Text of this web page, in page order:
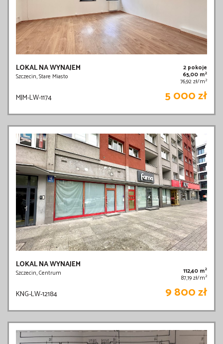
LOKAL NA WYNAJEM
Szczecin, Stare Miasto
2 pokoje
65,00 m2
76,92 zł/m2
MJM-LW-1174 5 000 zł
LOKAL NA WYNAJEM
Szczecin, Centrum 112,40 m2
87,19 zł/m2
KNG-LW-12184 9 800 zł